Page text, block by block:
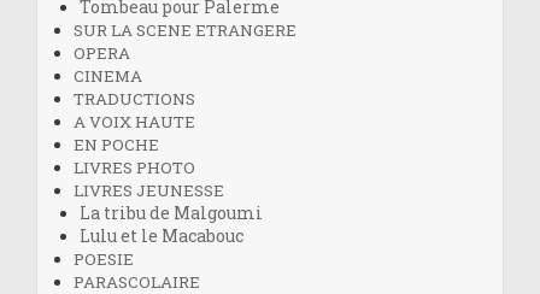
Tombeau pour Palerme
SUR LA SCENE ETRANGERE
OPERA
CINEMA
TRADUCTIONS
A VOIX HAUTE
EN POCHE
LIVRES PHOTO
LIVRES JEUNESSE
La tribu de Malgoumi
Lulu et le Macabouc
POESIE
PARASCOLAIRE